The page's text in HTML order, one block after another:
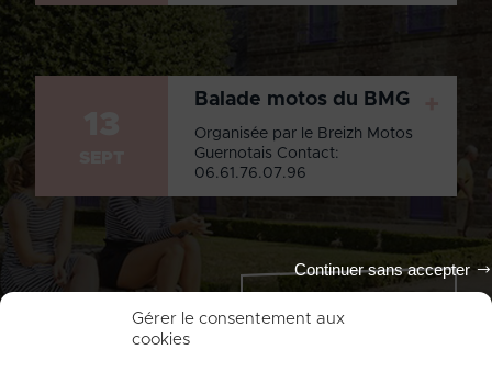
Gérer le consentement aux
cookies
Continuer sans accepter
Balade motos du BMG
Organisée par le Breizh Motos
Guernotais Contact:
06.61.76.07.96